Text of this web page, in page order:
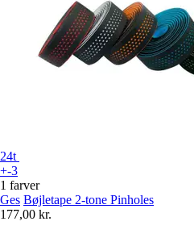
24t
+-3
1 farver
Ges Bøjletape 2-tone Pinholes
177,00 kr.